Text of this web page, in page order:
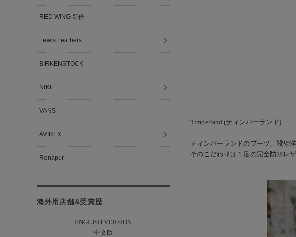
Timberland (ティンバーランド)
ティンバーランドのブーツ、靴や
そのこだわりは１足の完全防水レ
RED WING 新作
Lewis Leathers
BIRKENSTOCK
NIKE
VANS
AVIREX
Renapur
海外用店舗&受賞歴
ENGLISH VERSION
中文版